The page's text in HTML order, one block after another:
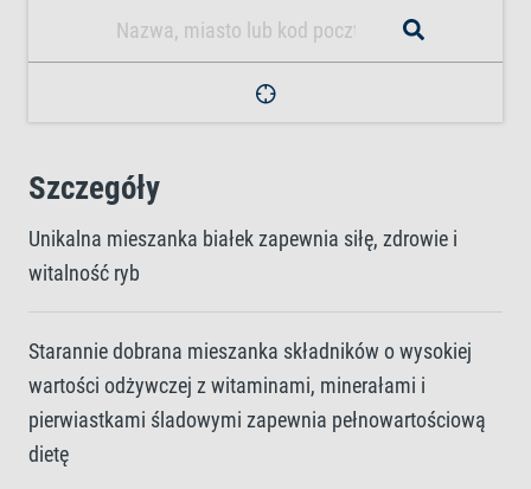
Szczegóły
Unikalna mieszanka białek zapewnia siłę, zdrowie i
witalność ryb
Starannie dobrana mieszanka składników o wysokiej
wartości odżywczej z witaminami, minerałami i
pierwiastkami śladowymi zapewnia pełnowartościową
dietę